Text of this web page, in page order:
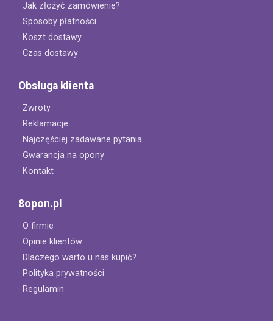
· Jak złożyć zamówienie?
· Sposoby płatności
· Koszt dostawy
· Czas dostawy
Obsługa klienta
· Zwroty
· Reklamacje
· Najczęściej zadawane pytania
· Gwarancja na opony
· Kontakt
8opon.pl
· O firmie
· Opinie klientów
· Dlaczego warto u nas kupić?
· Polityka prywatności
· Regulamin